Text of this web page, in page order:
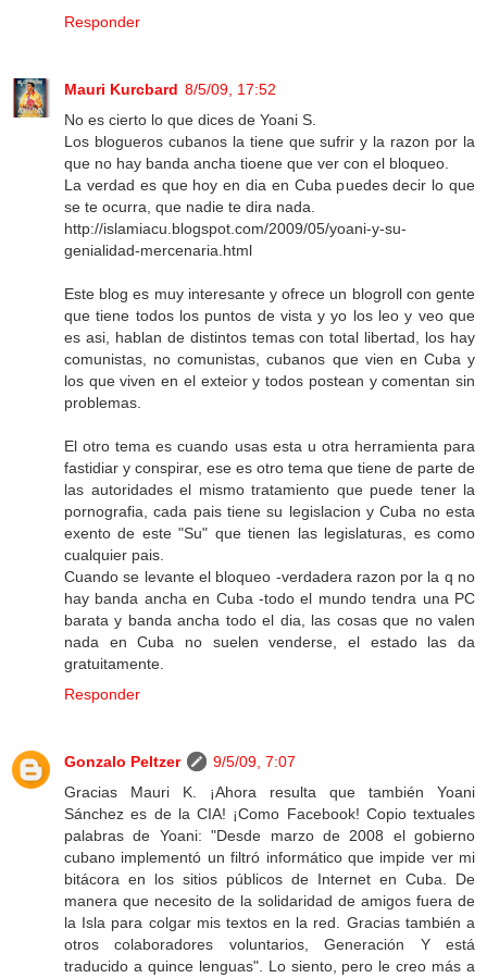
Responder
Mauri Kurcbard 8/5/09, 17:52
No es cierto lo que dices de Yoani S.
Los blogueros cubanos la tiene que sufrir y la razon por la
que no hay banda ancha tioene que ver con el bloqueo.
La verdad es que hoy en dia en Cuba puedes decir lo que
se te ocurra, que nadie te dira nada.
http://islamiacu.blogspot.com/2009/05/yoani-y-su-
genialidad-mercenaria.html
Este blog es muy interesante y ofrece un blogroll con gente
que tiene todos los puntos de vista y yo los leo y veo que
es asi, hablan de distintos temas con total libertad, los hay
comunistas, no comunistas, cubanos que vien en Cuba y
los que viven en el exteior y todos postean y comentan sin
problemas.
El otro tema es cuando usas esta u otra herramienta para
fastidiar y conspirar, ese es otro tema que tiene de parte de
las autoridades el mismo tratamiento que puede tener la
pornografia, cada pais tiene su legislacion y Cuba no esta
exento de este "Su" que tienen las legislaturas, es como
cualquier pais.
Cuando se levante el bloqueo -verdadera razon por la q no
hay banda ancha en Cuba -todo el mundo tendra una PC
barata y banda ancha todo el dia, las cosas que no valen
nada en Cuba no suelen venderse, el estado las da
gratuitamente.
Responder
Gonzalo Peltzer
9/5/09, 7:07
Gracias Mauri K. ¡Ahora resulta que también Yoani
Sánchez es de la CIA! ¡Como Facebook! Copio textuales
palabras de Yoani: "Desde marzo de 2008 el gobierno
cubano implementó un filtró informático que impide ver mi
bitácora en los sitios públicos de Internet en Cuba. De
manera que necesito de la solidaridad de amigos fuera de
la Isla para colgar mis textos en la red. Gracias también a
otros colaboradores voluntarios, Generación Y está
traducido a quince lenguas". Lo siento, pero le creo más a